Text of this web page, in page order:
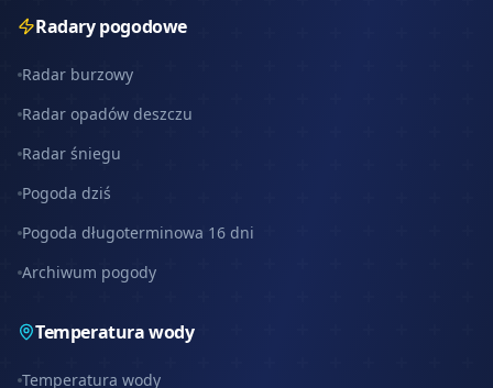
Radary pogodowe
Radar burzowy
Radar opadów deszczu
Radar śniegu
Pogoda dziś
Pogoda długoterminowa 16 dni
Archiwum pogody
Temperatura wody
Temperatura wody